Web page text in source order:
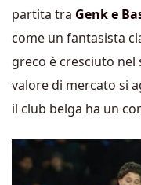
partita tra Genk e
come un fantasista
greco è cresciuto nel
valore di mercato si
il club belga ha un